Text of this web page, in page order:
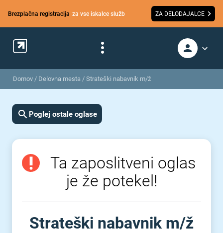
Brezplačna registracija za vse iskalce služb ZA DELODAJALCE
Domov / Delovna mesta / Strateški nabavnik m/ž
Poglej ostale oglase
Ta zaposlitveni oglas
je že potekel!
Strateški nabavnik m⁠/⁠ž